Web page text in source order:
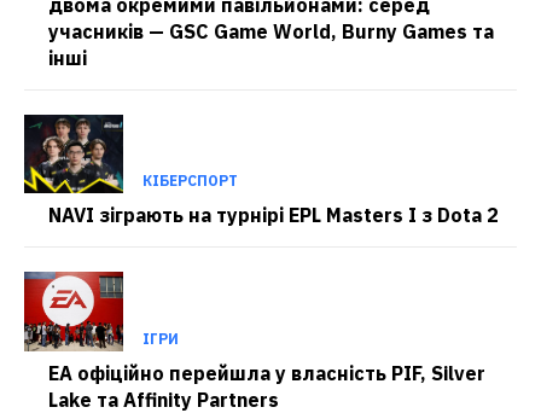
двома окремими павільйонами: серед
учасників — GSC Game World, Burny Games та
інші
КІБЕРСПОРТ
NAVI зіграють на турнірі EPL Masters I з Dota 2
ІГРИ
EA офіційно перейшла у власність PIF, Silver
Lake та Affinity Partners